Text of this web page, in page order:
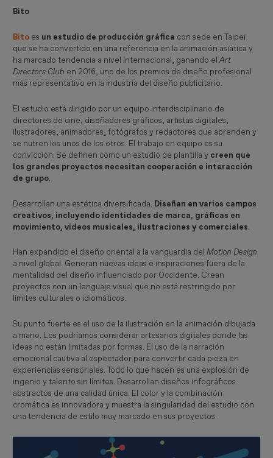
Bito
Bito es un estudio de producción gráfica con sede en Taipei
que se ha convertido en una referencia en la animación asiática y
ha marcado tendencia a nivel Internacional, ganando el Art
Directors Club en 2016, uno de los premios de diseño profesional
más representativo en la industria del diseño publicitario.
El estudio está dirigido por un equipo interdisciplinario de
directores de cine, diseñadores gráficos, artistas digitales,
ilustradores, animadores, fotógrafos y redactores que aprenden y
se nutren los unos de los otros. El trabajo en equipo es su
convicción. Se definen como un estudio de plantilla y creen que
los grandes proyectos necesitan cooperación e interacción
de grupo.
Desarrollan una estética diversificada. Diseñan en varios campos
creativos, incluyendo identidades de marca, gráficas en
movimiento, videos musicales, ilustraciones y comerciales.
Han expandido el diseño oriental a la vanguardia delMotion Design
a nivel global. Generan nuevas ideas e inspiraciones fuera de la
mentalidad del diseño influenciado por Occidente. Crean
proyectos con un lenguaje visual que no está restringido por
límites culturales o idiomáticos.
Su punto fuerte es el uso de la ilustración en la animación dibujada
a mano. Los podríamos considerar artesanos digitales donde las
ideas no están limitadas por formas. El uso de la narración
emocional cautiva al espectador para convertir cada pieza en
experiencias sensoriales. Todo lo que hacen es una explosión de
ingenio y talento sin límites. Desarrollan diseños infográficos
abstractos de una calidad única. El color y la combinación
cromática es innovadora y muestra la singularidad del estudio con
una tendencia de estilo muy marcado en sus proyectos.